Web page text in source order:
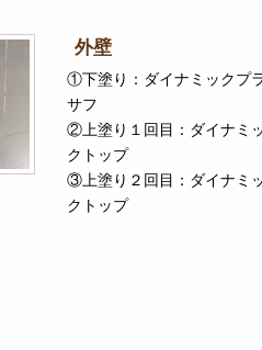
外壁
①下塗り：ダイナミックプ
サフ
②上塗り１回目：ダイナミ
クトップ
③上塗り２回目：ダイナミ
クトップ